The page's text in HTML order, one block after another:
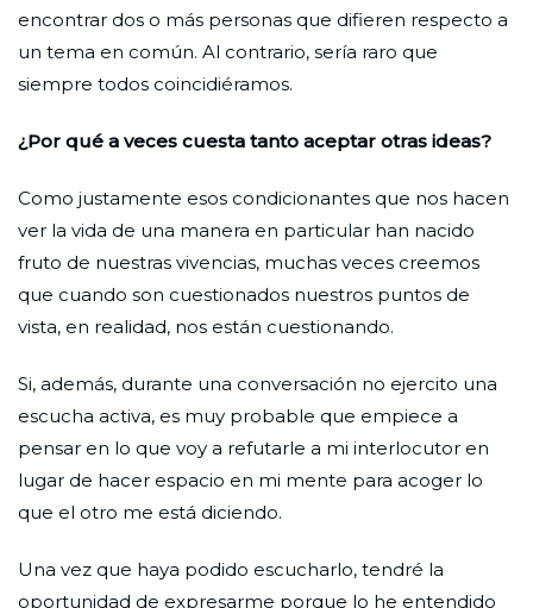
encontrar dos o más personas que difieren respecto a
un tema en común. Al contrario, sería raro que
siempre todos coincidiéramos.
¿Por qué a veces cuesta tanto aceptar otras ideas?
Como justamente esos condicionantes que nos hacen
ver la vida de una manera en particular han nacido
fruto de nuestras vivencias, muchas veces creemos
que cuando son cuestionados nuestros puntos de
vista, en realidad, nos están cuestionando.
Si, además, durante una conversación no ejercito una
escucha activa, es muy probable que empiece a
pensar en lo que voy a refutarle a mi interlocutor en
lugar de hacer espacio en mi mente para acoger lo
que el otro me está diciendo.
Una vez que haya podido escucharlo, tendré la
oportunidad de expresarme porque lo he entendido